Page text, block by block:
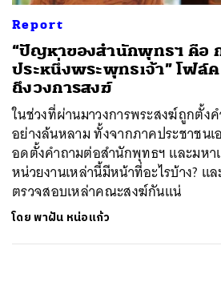
Report
“ปัญหาของสำนักพุทธฯ คือ ก
ประหนึ่งพระพุทธเจ้า” โฟล์
ถึงวงการสงฆ์
ในช่วงที่ผ่านมาวงการพระสงฆ์ถูกตั้ง
อย่างล้นหลาม ทั้งจากภาคประชาชนเ
อดตั้งคำถามต่อสำนักพุทธฯ และมหา
หน่วยงานเหล่านี้มีหน้าที่อะไรบ้าง? แ
ตรวจสอบเหล่าคณะสงฆ์กันแน่
โดยพาฝัน หน่อแก้ว